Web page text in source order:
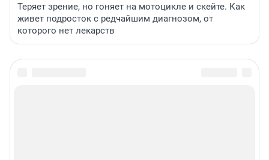
Теряет зрение, но гоняет на мотоцикле и скейте. Как
живет подросток с редчайшим диагнозом, от
которого нет лекарств